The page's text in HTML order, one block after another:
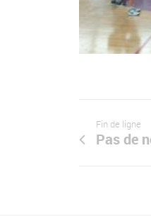
Fin de ligne
Pas de